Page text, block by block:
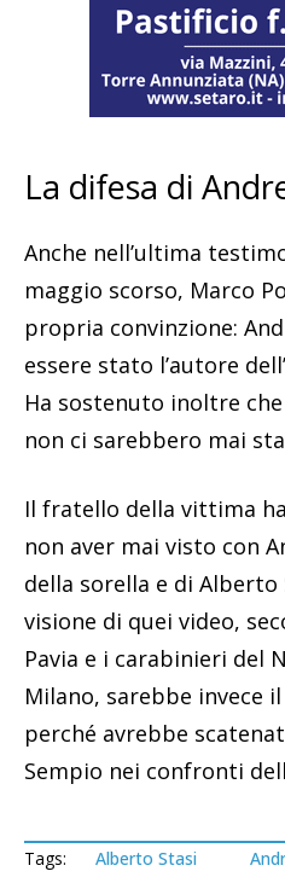
La difesa di
Anche nell’ultima
maggio scorso, Marco
propria convinzione:
essere stato l’autore
Ha sostenuto inoltre
non ci sarebbero mai
Il fratello della vittima
non aver mai visto con
della sorella e di Alberto
visione di quei video,
Pavia e i carabinieri del
Milano, sarebbe invece
perché avrebbe
Sempio nei confronti
Tags: Alberto Stasi